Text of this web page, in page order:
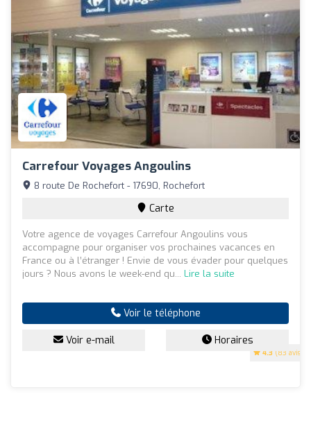
Carrefour Voyages Angoulins
4.3 (83 avis)
8 route De Rochefort - 17690, Rochefort
Carte
Votre agence de voyages Carrefour Angoulins vous
accompagne pour organiser vos prochaines vacances en
France ou à l’étranger ! Envie de vous évader pour quelques
jours ? Nous avons le week-end qu... Lire la suite
Voir le téléphone
Voir e-mail Horaires